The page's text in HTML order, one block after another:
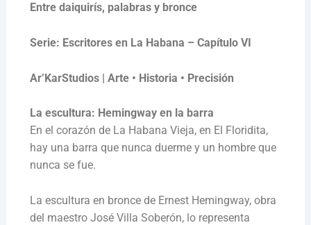
Entre daiquirís, palabras y bronce
Serie: Escritores en La Habana – Capítulo VI
Ar’KarStudios | Arte • Historia • Precisión
La escultura: Hemingway en la barra
En el corazón de La Habana Vieja, en El Floridita,
hay una barra que nunca duerme y un hombre que
nunca se fue.
La escultura en bronce de Ernest Hemingway, obra
del maestro José Villa Soberón, lo representa